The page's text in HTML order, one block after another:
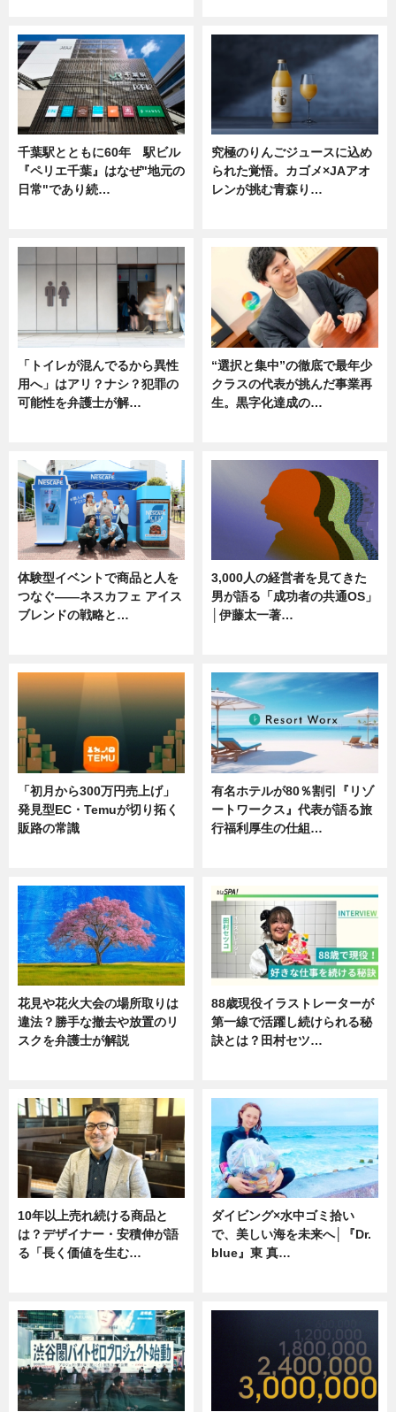
千葉駅とともに60年 駅ビル
『ペリエ千葉』はなぜ"地元の
日常"であり続…
究極のりんごジュースに込め
られた覚悟。カゴメ×JAアオ
レンが挑む青森り…
「トイレが混んでるから異性
用へ」はアリ？ナシ？犯罪の
可能性を弁護士が解…
“選択と集中”の徹底で最年少
クラスの代表が挑んだ事業再
生。黒字化達成の…
体験型イベントで商品と人を
つなぐ――ネスカフェ アイス
ブレンドの戦略と…
3,000人の経営者を見てきた
男が語る「成功者の共通OS」
│伊藤太一著…
「初月から300万円売上げ」
発見型EC・Temuが切り拓く
販路の常識
有名ホテルが80％割引『リゾ
ートワークス』代表が語る旅
行福利厚生の仕組…
花見や花火大会の場所取りは
違法？勝手な撤去や放置のリ
スクを弁護士が解説
88歳現役イラストレーターが
第一線で活躍し続けられる秘
訣とは？田村セツ…
10年以上売れ続ける商品と
は？デザイナー・安積伸が語
る「長く価値を生む…
ダイビング×水中ゴミ拾い
で、美しい海を未来へ│『Dr.
blue』東 真…